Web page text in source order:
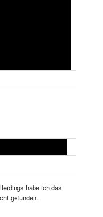
habe ich das
gefunden.